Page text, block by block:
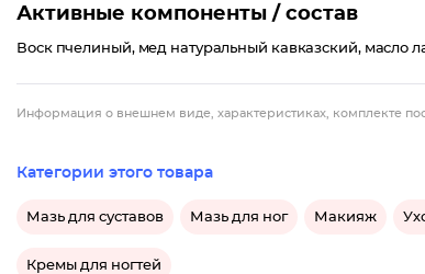
Активные компоненты / состав
Воск пчелиный, мед натуральный кавказский, масло
Информация о внешнем виде, характеристиках, комплекте
Категории этого товара
Мазь для суставов Мазь для ног Макияж
Кремы для ногтей